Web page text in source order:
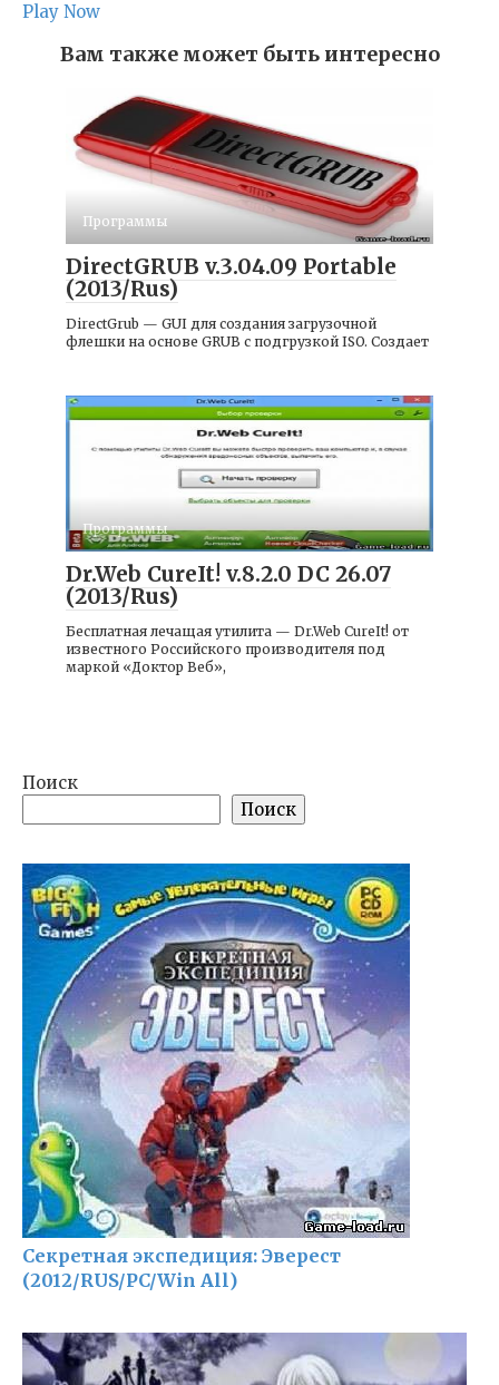
Play Now
Вам также может быть интересно
Программы
DirectGRUB v.3.04.09 Portable
(2013/Rus)
DirectGrub — GUI для создания загрузочной
флешки на основе GRUB с подгрузкой ISO. Создает
Программы
Dr.Web CureIt! v.8.2.0 DC 26.07
(2013/Rus)
Бесплатная лечащая утилита — Dr.Web CureIt! от
известного Российского производителя под
маркой «Доктор Веб»,
Поиск
Поиск
Секретная экспедиция: Эверест
(2012/RUS/PC/Win All)